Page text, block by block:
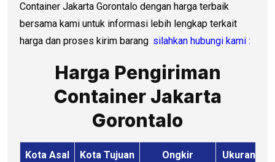
Container Jakarta Gorontalo dengan harga terbaik
bersama kami untuk informasi lebih lengkap terkait
harga dan proses kirim barang silahkan hubungi kami :
Harga Pengiriman
Container Jakarta
Gorontalo
Kota Asal Kota Tujuan Ongkir Ukuran